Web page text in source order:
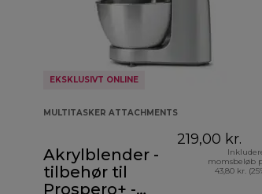
EKSKLUSIVT ONLINE
MULTITASKER ATTACHMENTS
Akrylblender -
tilbehør til
Prospero+ -
219,00 kr.
momsbeløb
43,80 kr.